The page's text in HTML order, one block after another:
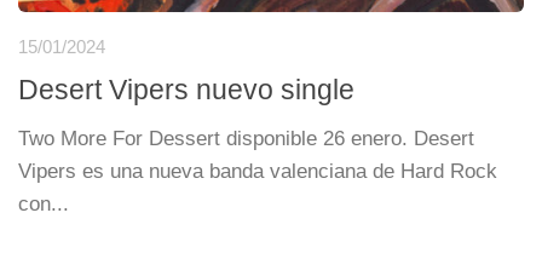
15/01/2024
Desert Vipers nuevo single
Two More For Dessert disponible 26 enero. Desert
Vipers es una nueva banda valenciana de Hard Rock
con...